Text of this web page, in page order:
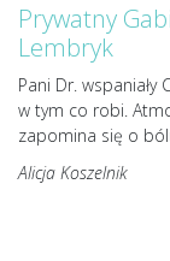
Prywatny
Lembryk
Pani Dr.
w tym co robi.
zapomina się o
Alicja Koszelnik